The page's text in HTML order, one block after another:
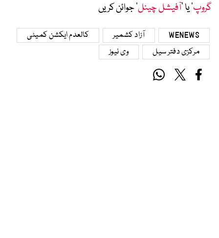
گروپ‘ یا ’آفیشل چینل‘ جوائن کریں
WENEWS آزاد کشمیر
کالعدم ایکشن کمیٹی
مرکزی دفتر سیل
وی نیوز